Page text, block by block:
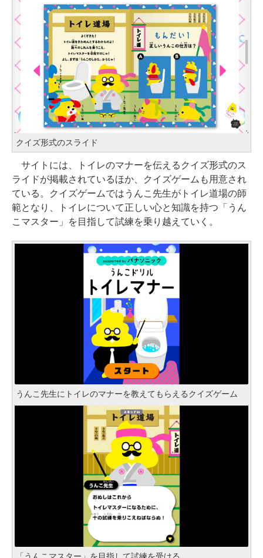
クイズ形式のスライド
サイトには、トイレのマナーを伝えるクイズ形式のス
ライドが掲載されているほか、クイズゲームも用意され
ている。クイズゲームではうんこ先生がトイレ道場の師
範となり、トイレについて正しい心と知識を持つ「うん
こマスター」を目指して試練を乗り越えていく。
うんこ先生にトイレのマナーを教えてもらえるクイズゲーム